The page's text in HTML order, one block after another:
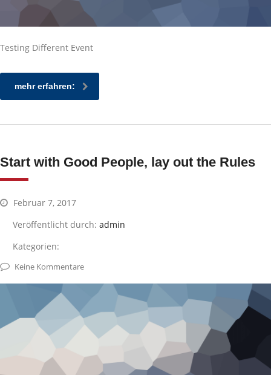
Testing Different Event
mehr erfahren:
Start with Good People, lay out the Rules
Februar 7, 2017
Veröffentlicht durch: admin
Kategorien:
Keine Kommentare